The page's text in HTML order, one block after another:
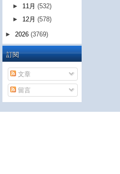
► 11月(532)
► 12月(578)
► 2026 (3769)
訂閱
文章
留言